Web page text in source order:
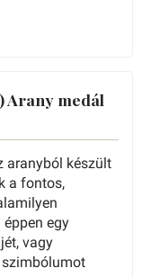
Arany medál
aranyból készült
a fontos,
éppen egy
vagy
szimbólumot